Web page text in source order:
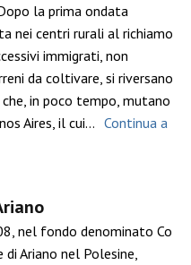
la prima ondata
nei centri rurali al richiamo
immigrati, non
da coltivare, si riversano
in poco tempo, mutano
Aires, il cui… Continua a
nel fondo denominato Co
di Ariano nel Polesine,